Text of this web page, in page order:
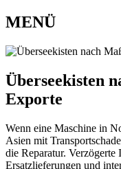
MENÜ
Überseekisten
Exporte
Wenn eine Maschine in
Asien mit
die Reparatur. Verzögerte
Ersatzlieferungen und